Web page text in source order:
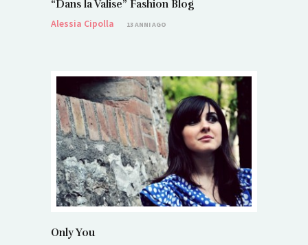
“Dans la Valise” Fashion Blog
Alessia Cipolla
13 ANNI AGO
Only You